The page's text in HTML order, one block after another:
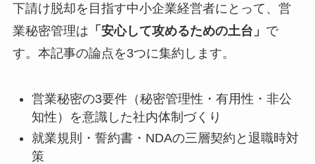
下請け脱却を目指す中小企業経営者にとって、営
業秘密管理は 「安心して攻めるための土台」 で
す。本記事の論点を3つに集約します。
営業秘密の3要件（秘密管理性・有用性・非公
知性）を意識した社内体制づくり
就業規則・誓約書・NDAの三層契約と退職時対
策